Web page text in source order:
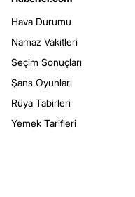
Hava Durumu
Namaz Vakitleri
Seçim Sonuçları
Şans Oyunları
Rüya Tabirleri
Yemek Tarifleri